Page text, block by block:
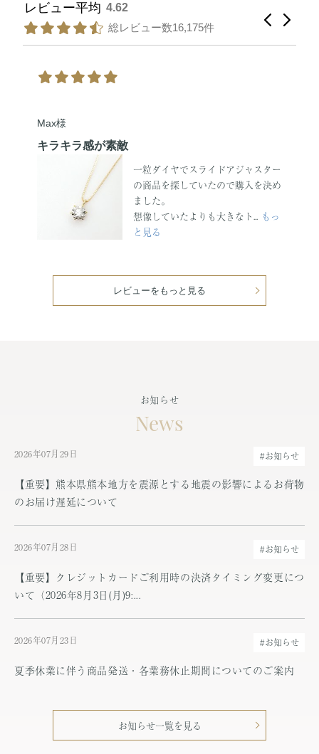
4.62
16,175件
キラキラ感が素敵
一粒ダイヤでスライドアジャスター
の商品を探していたので購入を決め
ました。
想像していたよりも大きなト... もっ
と見る
Max様
レビューをもっと見る
お知らせ
News
2026年07月29日 #お知らせ
【重要】熊本県熊本地方を震源とする地震の影響によるお荷物
のお届け遅延について
2026年07月28日 #お知らせ
【重要】クレジットカードご利用時の決済タイミング変更につ
いて（2026年8月3日(月)9:...
2026年07月23日 #お知らせ
夏季休業に伴う商品発送・各業務休止期間についてのご案内
お知らせ一覧を見る